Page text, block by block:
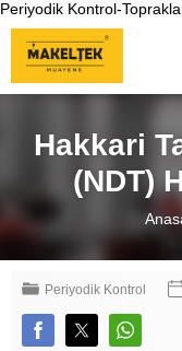
Periyodik Kontrol-
Hakkari
(NDT)
Periyodik Kontrol